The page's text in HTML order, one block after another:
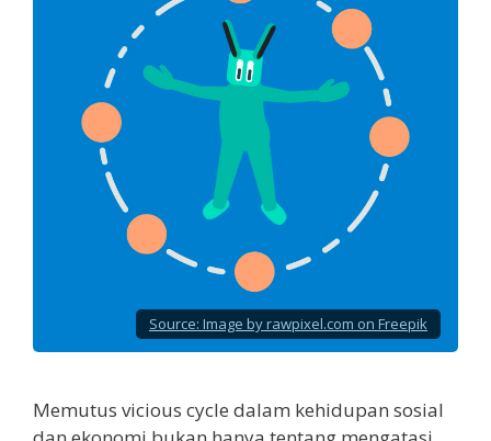
Source: Image by rawpixel.com on Freepik
Memutus vicious cycle dalam kehidupan sosial